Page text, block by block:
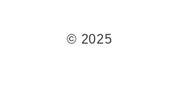
© 2025